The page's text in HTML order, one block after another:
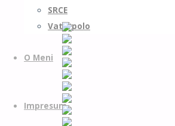
SRCE
Vaterpolo
O Meni
Impresum